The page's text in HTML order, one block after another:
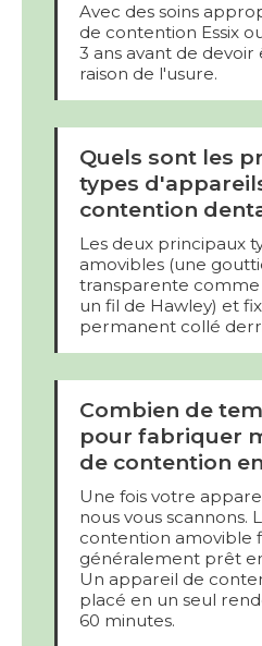
Avec des soins
de contention Essix
3 ans avant de
raison de l'usure.
Quels sont les
types
contention
Les deux principaux
amovibles (une
transparente comme
un fil de Hawley) et
permanent collé
Combien de
pour fabriquer
de contention
Une fois votre
nous vous scannons.
contention amovible
généralement prêt
Un appareil de
placé en un seul
60 minutes.